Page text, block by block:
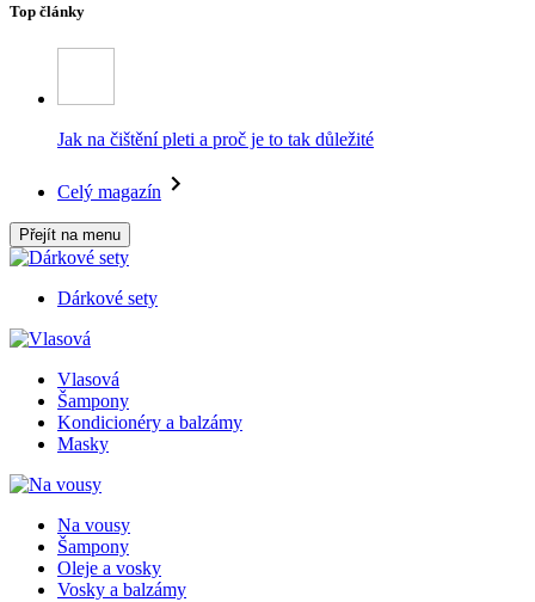
Top články
Jak na čištění pleti a proč je to tak důležité
Celý magazín
Přejít na menu
Dárkové sety
Vlasová
Šampony
Kondicionéry a balzámy
Masky
Na vousy
Šampony
Oleje a vosky
Vosky a balzámy